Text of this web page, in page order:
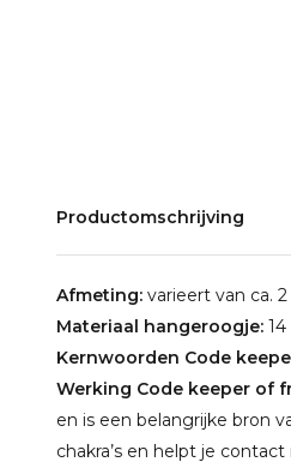
Productomschrijving
Afmeting: varieert van ca.
Materiaal hangeroogje:
Kernwoorden Code
Werking Code keeper of
en is een belangrijke bron
chakra’s en helpt je